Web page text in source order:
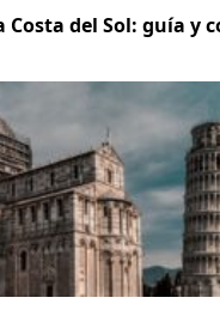
del Sol: guía y